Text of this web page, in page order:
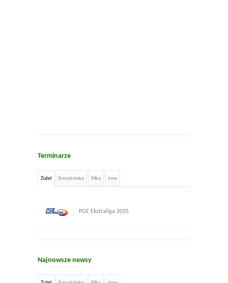
Terminarze
Żużel Koszykówka Piłka Inne
PGE Ekstraliga 2025
Najnowsze newsy